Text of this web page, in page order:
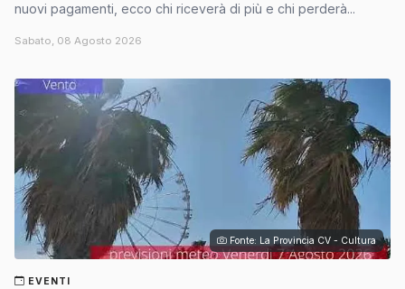
nuovi pagamenti, ecco chi riceverà di più e chi perderà...
Sabato, 08 Agosto 2026
Fonte: La Provincia CV - Cultura
EVENTI